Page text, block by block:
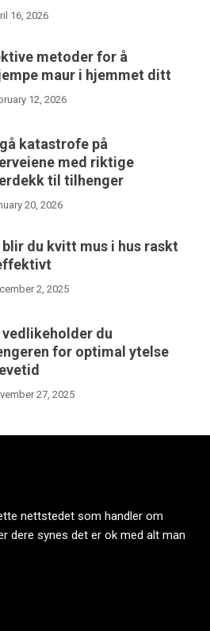
16, 2026
metoder for å
maur i hjemmet ditt
12, 2026
katastrofe på
med riktige
til tilhenger
20, 2026
du kvitt mus i hus raskt
2, 2025
du
for optimal ytelse
27, 2025
nettstedet som handler om
dere synes det er ok med alt man